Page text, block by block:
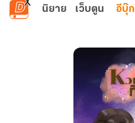
ข้ามไปยังเนื้อหาหลัก
นิยาย เว็บตูน อีบุ๊ก